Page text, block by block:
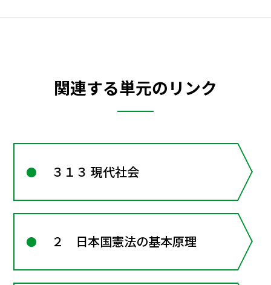
関連する単元のリンク
３１３ 現代社会
２ 日本国憲法の基本原理